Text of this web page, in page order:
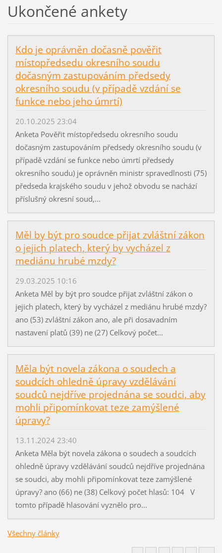
Ukončené ankety
Kdo je oprávněn dočasně pověřit
místopředsedu okresního soudu
dočasným zastupováním předsedy
okresního soudu (v případě vzdání se
funkce nebo jeho úmrtí)
20.10.2025 23:04
Anketa Pověřit místopředsedu okresního soudu
dočasným zastupováním předsedy okresního soudu (v
případě vzdání se funkce nebo úmrtí předsedy
okresního soudu) je oprávněn ministr spravedlnosti (75)
předseda krajského soudu v jehož obvodu se nachází
příslušný okresní soud,...
Měl by být pro soudce přijat zvláštní zákon
o jejich platech, který by vycházel z
mediánu hrubé mzdy?
29.03.2025 10:16
Anketa Měl by být pro soudce přijat zvláštní zákon o
jejich platech, který by vycházel z mediánu hrubé mzdy?
ano (53) zvláštní zákon ano, ale při dosavadním
nastavení platů (39) ne (27) Celkový počet...
Měla být novela zákona o soudech a
soudcích ohledně úpravy vzdělávání
soudců nejdříve projednána se soudci, aby
mohli připomínkovat teze zamýšlené
úpravy?
13.11.2024 23:40
Anketa Měla být novela zákona o soudech a soudcích
ohledně úpravy vzdělávání soudců nejdříve projednána
se soudci, aby mohli připomínkovat teze zamýšlené
úpravy? ano (66) ne (38) Celkový počet hlasů: 104 V
tomto případě hlasování vyznělo pro...
Všechny články